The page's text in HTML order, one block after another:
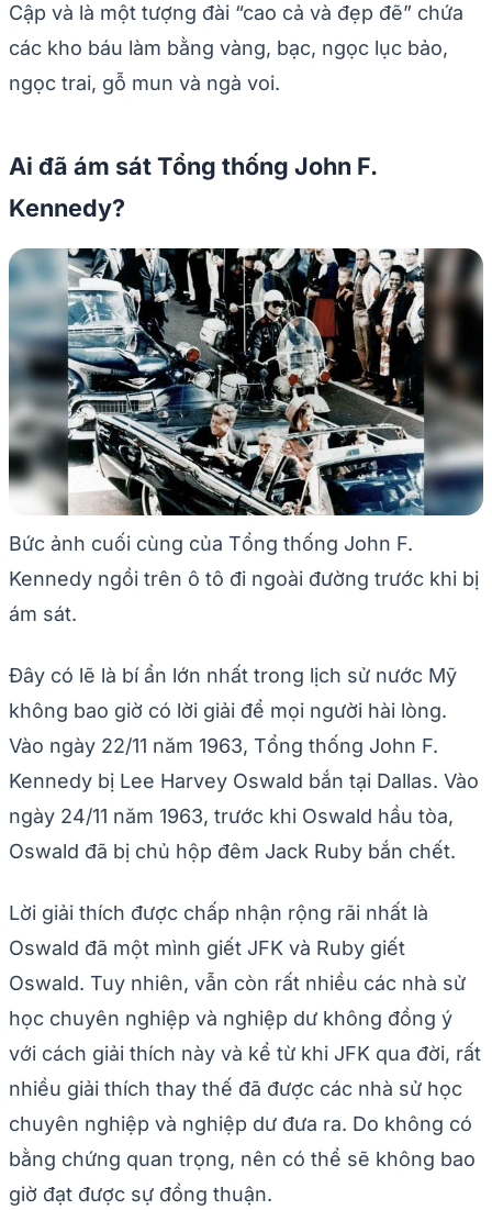
Cập và là một tượng đài “cao cả và đẹp đẽ” chứa
các kho báu làm bằng vàng, bạc, ngọc lục bảo,
ngọc trai, gỗ mun và ngà voi.
Ai đã ám sát Tổng thống John F.
Kennedy?
Bức ảnh cuối cùng của Tổng thống John F.
Kennedy ngồi trên ô tô đi ngoài đường trước khi bị
ám sát.
Đây có lẽ là bí ẩn lớn nhất trong lịch sử nước Mỹ
không bao giờ có lời giải để mọi người hài lòng.
Vào ngày 22/11 năm 1963, Tổng thống John F.
Kennedy bị Lee Harvey Oswald bắn tại Dallas. Vào
ngày 24/11 năm 1963, trước khi Oswald hầu tòa,
Oswald đã bị chủ hộp đêm Jack Ruby bắn chết.
Lời giải thích được chấp nhận rộng rãi nhất là
Oswald đã một mình giết JFK và Ruby giết
Oswald. Tuy nhiên, vẫn còn rất nhiều các nhà sử
học chuyên nghiệp và nghiệp dư không đồng ý
với cách giải thích này và kể từ khi JFK qua đời, rất
nhiều giải thích thay thế đã được các nhà sử học
chuyên nghiệp và nghiệp dư đưa ra. Do không có
bằng chứng quan trọng, nên có thể sẽ không bao
giờ đạt được sự đồng thuận.